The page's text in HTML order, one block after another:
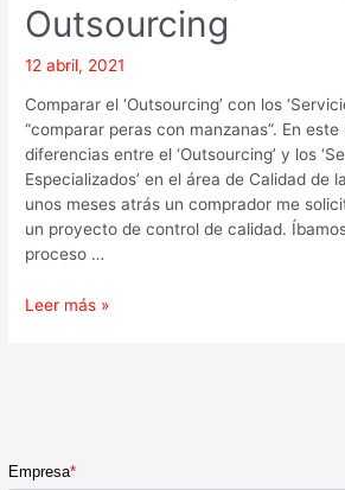
Outsourcing
12 abril, 2021
Comparar el ‘Outsourcing’ con los
“comparar peras con manzanas”. En
diferencias entre el ‘Outsourcing’ y los
Especializados’ en el área de Calidad de
unos meses atrás un comprador me
un proyecto de control de calidad.
proceso …
Leer más »